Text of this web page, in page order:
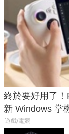
終於要好用了
新 Windows 掌
遊戲/電競